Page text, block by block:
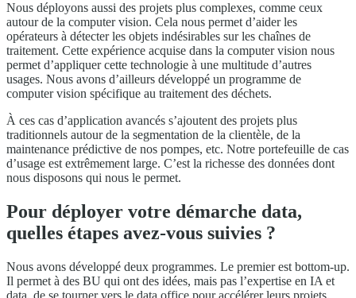
Nous déployons aussi des projets plus complexes, comme ceux
autour de la computer vision. Cela nous permet d’aider les
opérateurs à détecter les objets indésirables sur les chaînes de
traitement. Cette expérience acquise dans la computer vision nous
permet d’appliquer cette technologie à une multitude d’autres
usages. Nous avons d’ailleurs développé un programme de
computer vision spécifique au traitement des déchets.
À ces cas d’application avancés s’ajoutent des projets plus
traditionnels autour de la segmentation de la clientèle, de la
maintenance prédictive de nos pompes, etc. Notre portefeuille de cas
d’usage est extrêmement large. C’est la richesse des données dont
nous disposons qui nous le permet.
Pour déployer votre démarche data,
quelles étapes avez-vous suivies ?
Nous avons développé deux programmes. Le premier est bottom-up.
Il permet à des BU qui ont des idées, mais pas l’expertise en IA et